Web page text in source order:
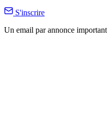
S'inscrire
Un email par annonce